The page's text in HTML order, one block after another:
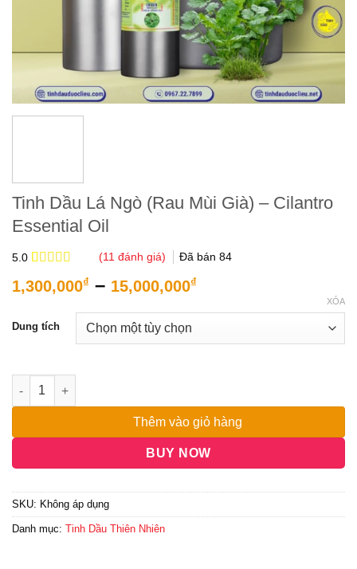
Tinh Dầu Lá Ngò (Rau Mùi Già) – Cilantro
Essential Oil
5.0
dựa trên
(11 đánh giá) Đã bán 84
1,300,000₫ – 15,000,000₫
1,300,000₫
Dung tích
XÓA
Thêm vào giỏ hàng
BUY NOW
SKU: Không áp dụng
Danh mục: Tinh Dầu Thiên Nhiên